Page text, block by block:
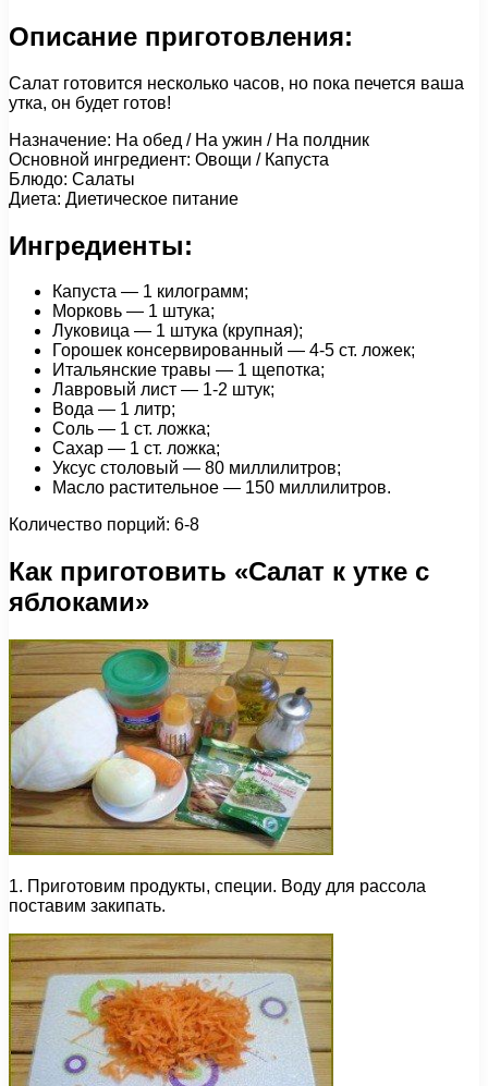
Описание приготовления:
Салат готовится несколько часов, но пока печется ваша
утка, он будет готов!
Назначение: На обед / На ужин / На полдник
Основной ингредиент: Овощи / Капуста
Блюдо: Салаты
Диета: Диетическое питание
Ингредиенты:
Капуста — 1 килограмм;
Морковь — 1 штука;
Луковица — 1 штука (крупная);
Горошек консервированный — 4-5 ст. ложек;
Итальянские травы — 1 щепотка;
Лавровый лист — 1-2 штук;
Вода — 1 литр;
Соль — 1 ст. ложка;
Сахар — 1 ст. ложка;
Уксус столовый — 80 миллилитров;
Масло растительное — 150 миллилитров.
Количество порций: 6-8
Как приготовить «Салат к утке с
яблоками»
1. Приготовим продукты, специи. Воду для рассола
поставим закипать.